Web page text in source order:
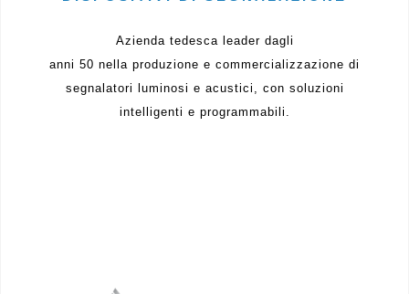
Azienda tedesca leader dagli
anni 50 nella produzione e commercializzazione di
segnalatori luminosi e acustici, con soluzioni
intelligenti e programmabili.